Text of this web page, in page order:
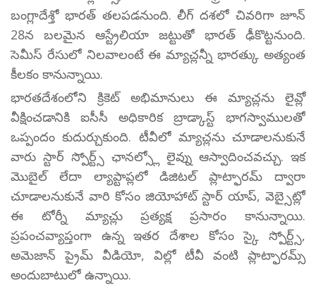
బంగ్లాదేశ్తో భారత్ తలపడనుంది. లీగ్ దశలో చివరిగా జూన్
28న బలమైన ఆస్ట్రేలియా జట్టుతో భారత్ ఢీకొట్టనుంది.
సెమీస్ రేసులో నిలవాలంటే ఈ మ్యాచ్లన్నీ భారత్కు అత్యంత
కీలకం కానున్నాయి.
భారతదేశంలోని క్రికెట్ అభిమానులు ఈ మ్యాచ్లను లైవ్లో
వీక్షించడానికి ఐసీసీ అధికారిక బ్రాడ్కాస్ట్ భాగస్వాములతో
ఒప్పందం కుదుర్చుకుంది. టీవీలో మ్యాచ్లను చూడాలనుకునే
వారు స్టార్ స్పోర్ట్స్ ఛానల్స్లో లైవ్ను ఆస్వాదించవచ్చు. ఇక
మొబైల్ లేదా ల్యాప్టాప్లలో డిజిటల్ ప్లాట్ఫారమ్ ద్వారా
చూడాలనుకునే వారి కోసం జియోహాట్ స్టార్ యాప్, వెబ్సైట్లో
ఈ టోర్నీ మ్యాచ్లు ప్రత్యక్ష ప్రసారం కానున్నాయి.
ప్రపంచవ్యాప్తంగా ఉన్న ఇతర దేశాల కోసం స్కై స్పోర్ట్స్,
అమెజాన్ ప్రైమ్ వీడియో, విల్లో టీవీ వంటి ప్లాట్ఫారమ్స్
అందుబాటులో ఉన్నాయి.